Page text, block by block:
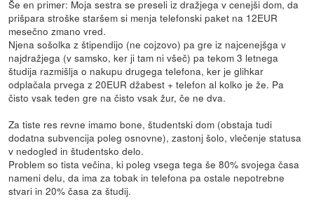
Še en primer: Moja sestra se preseli iz dražjega v cenejši dom, da
prišpara stroške staršem si menja telefonski paket na 12EUR
mesečno zmano vred.
Njena sošolka z štipendijo (ne cojzovo) pa gre iz najcenejšga v
najdražjega (v samsko, ker ji tam ni všeč) pa tekom 3 letnega
študija razmišlja o nakupu drugega telefona, ker je glihkar
odplačala prvega z 20EUR džabest + telefon al kolko je že. Pa
čisto vsak teden gre na čisto vsak žur, če ne dva.
Za tiste res revne imamo bone, študentski dom (obstaja tudi
dodatna subvencija poleg osnovne), zastonj šolo, vlečenje statusa
v nedogled in študentsko delo.
Problem so tista večina, ki poleg vsega tega še 80% svojega časa
nameni delu, da ima za tobak in telefona pa ostale nepotrebne
stvari in 20% časa za študij.